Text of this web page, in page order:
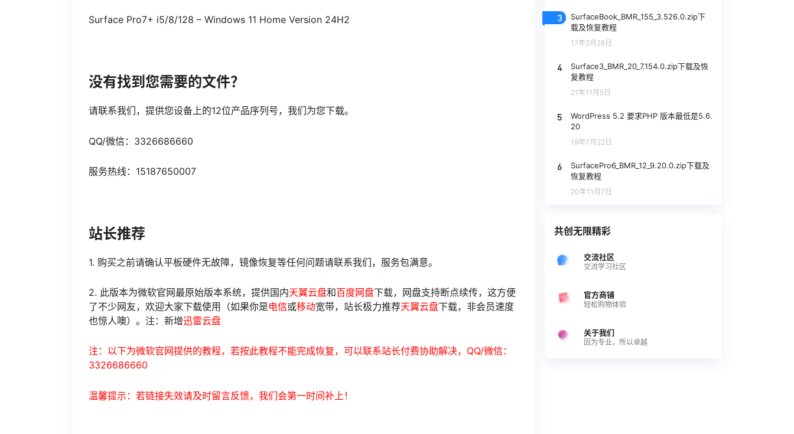
Surface Pro7+ i5/8/128 – Windows 11 Home Version 24H2
没有找到您需要的文件？
请联系我们，提供您设备上的12位产品序列号，我们为您下载。
QQ/微信：3326686660
服务热线：15187650007
站长推荐
1. 购买之前请确认平板硬件无故障，镜像恢复等任何问题请联系我们，服务包满意。
2. 此版本为微软官网最原始版本系统，提供国内天翼云盘和百度网盘下载，网盘支持断点续传，这方便
了不少网友，欢迎大家下载使用（如果你是电信或移动宽带，站长极力推荐天翼云盘下载，非会员速度
也惊人噢）。注：新增迅雷云盘
注：以下为微软官网提供的教程，若按此教程不能完成恢复，可以联系站长付费协助解决，QQ/微信：
3326686660
温馨提示：若链接失效请及时留言反馈，我们会第一时间补上！
3
SurfaceBook_BMR_155_3.526.0.zip下
载及恢复教程
17年2月28日
4
Surface3_BMR_20_7.154.0.zip下载及恢
复教程
21年11月5日
5
WordPress 5.2 要求PHP 版本最低是5.6.
20
19年7月22日
6
SurfacePro6_BMR_12_9.20.0.zip下载及
恢复教程
20年11月7日
共创无限精彩
交流社区
交流学习社区
官方商铺
轻松购物体验
关于我们
因为专业，所以卓越